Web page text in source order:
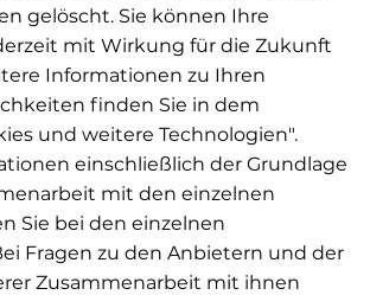
gelöscht. Sie können Ihre
mit Wirkung für die Zukunft
Informationen zu Ihren
finden Sie in dem
und weitere Technologien".
einschließlich der Grundlage
mit den einzelnen
Sie bei den einzelnen
Fragen zu den Anbietern und der
Zusammenarbeit mit ihnen